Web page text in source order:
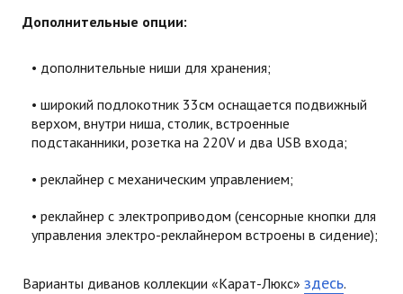
Дополнительные опции:
дополнительные ниши для хранения;
широкий подлокотник 33см оснащается подвижный
верхом, внутри ниша, столик, встроенные
подстаканники, розетка на 220V и два USB входа;
реклайнер с механическим управлением;
реклайнер с электроприводом (сенсорные кнопки для
управления электро-реклайнером встроены в сидение);
Варианты диванов коллекции «Карат-Люкс»здесь.